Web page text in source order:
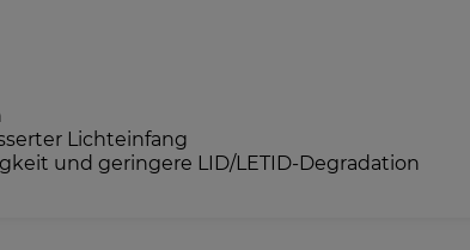
Lichteinfang
und geringere LID/LETID-Degradation